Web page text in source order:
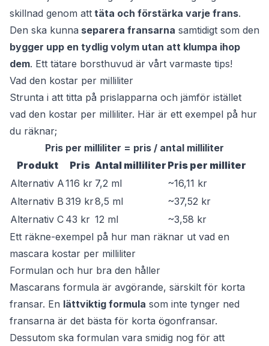
skillnad genom att täta och förstärka varje frans.
Den ska kunna separera fransarna samtidigt som den
bygger upp en tydlig volym utan att klumpa ihop
dem. Ett tätare borsthuvud är vårt varmaste tips!
Vad den kostar per milliliter
Strunta i att titta på prislapparna och jämför istället
vad den kostar per milliliter. Här är ett exempel på hur
du räknar;
Pris per milliliter = pris / antal milliliter
Produkt
Pris Antal milliliter Pris per milliter
Alternativ A116 kr 7,2 ml
~16,11 kr
Alternativ B 319 kr8,5 ml
~37,52 kr
Alternativ C 43 kr 12 ml
~3,58 kr
Ett räkne-exempel på hur man räknar ut vad en
mascara kostar per milliliter
Formulan och hur bra den håller
Mascarans formula är avgörande, särskilt för korta
fransar. En lättviktig formula som inte tynger ned
fransarna är det bästa för korta ögonfransar.
Dessutom ska formulan vara smidig nog för att